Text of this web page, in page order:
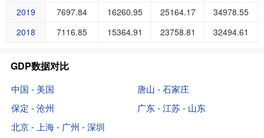
2019
7697.84 16260.95 25164.17
34978.55
2018
7116.85 15364.91 23758.81 32494.61
GDP数据对比
中国 - 美国
唐山 - 石家庄
保定 - 沧州
广东 - 江苏 - 山东
北京 - 上海 - 广州 - 深圳